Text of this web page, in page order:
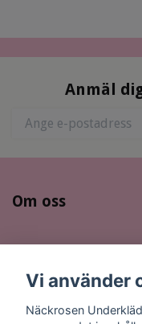
Anmäl
Om oss
Sociala medier
Vi använder
Näckrosen